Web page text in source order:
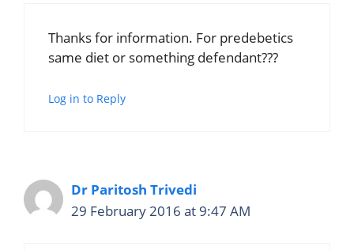
Thanks for information. For predebetics
same diet or something defendant???
Log in to Reply
Dr Paritosh Trivedi
29 February 2016 at 9:47 AM